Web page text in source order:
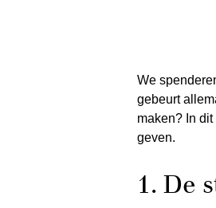
We
gebeurt
maken? In
geven.
1. De